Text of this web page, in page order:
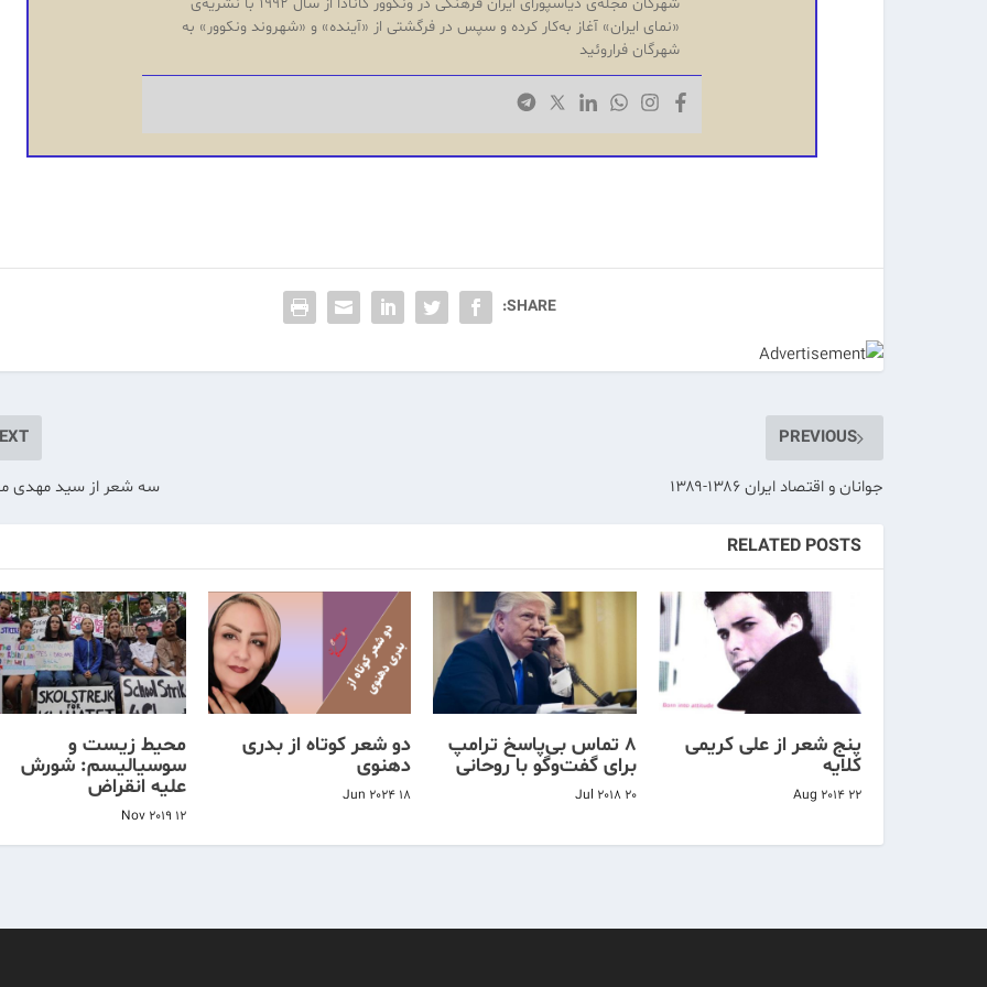
«نمای ایران» آغاز به‌کار کرده و سپس در فرگشتی از «آینده‌» و «شهروند ونکوور» به
شهرگان فراروئید
SHARE:
PREVIOUS
جوانان و اقتصاد ایران ۱۳۸۶-۱۳۸۹ سه شعر از سید مهدی
RELATED POSTS
پنج شعر از علی کریمی
کلایه
22 Aug 2014
۸ تماس بی‌پاسخ ترامپ
برای گفت‌وگو با روحانی
20 Jul 2018
دو شعر کوتاه از بدری
دهنوی
18 Jun 2024
محیط زیست و
سوسیالیسم: شورش
علیه انقراض
12 Nov 2019